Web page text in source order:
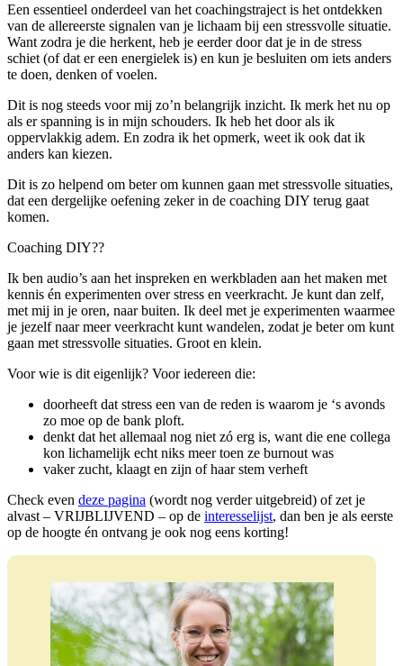
Een essentieel onderdeel van het coachingstraject is het ontdekken
van de allereerste signalen van je lichaam bij een stressvolle situatie.
Want zodra je die herkent, heb je eerder door dat je in de stress
schiet (of dat er een energielek is) en kun je besluiten om iets anders
te doen, denken of voelen.
Dit is nog steeds voor mij zo’n belangrijk inzicht. Ik merk het nu op
als er spanning is in mijn schouders. Ik heb het door als ik
oppervlakkig adem. En zodra ik het opmerk, weet ik ook dat ik
anders kan kiezen.
Dit is zo helpend om beter om kunnen gaan met stressvolle situaties,
dat een dergelijke oefening zeker in de coaching DIY terug gaat
komen.
Coaching DIY??
Ik ben audio’s aan het inspreken en werkbladen aan het maken met
kennis én experimenten over stress en veerkracht. Je kunt dan zelf,
met mij in je oren, naar buiten. Ik deel met je experimenten waarmee
je jezelf naar meer veerkracht kunt wandelen, zodat je beter om kunt
gaan met stressvolle situaties. Groot en klein.
Voor wie is dit eigenlijk? Voor iedereen die:
doorheeft dat stress een van de reden is waarom je ‘s avonds
zo moe op de bank ploft.
denkt dat het allemaal nog niet zó erg is, want die ene collega
kon lichamelijk echt niks meer toen ze burnout was
vaker zucht, klaagt en zijn of haar stem verheft
Check even deze pagina (wordt nog verder uitgebreid) of zet je
alvast – VRIJBLIJVEND – op de interesselijst, dan ben je als eerste
op de hoogte én ontvang je ook nog eens korting!